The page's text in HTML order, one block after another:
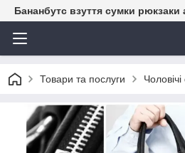
Бананбутс взуття сумки рюкзаки
Товари та послуги